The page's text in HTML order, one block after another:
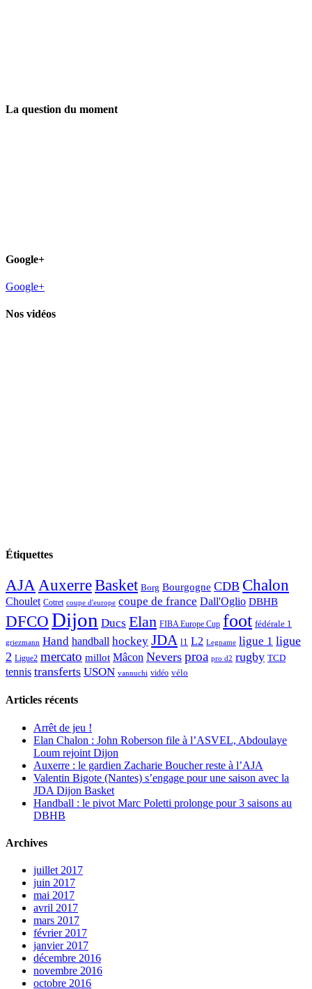
La question du moment
Google+
Google+
Nos vidéos
Étiquettes
AJA AuxerreBasket Borg Bourgogne CDB Chalon
Choulet Cotret coupe d'europe coupe de france Dall'Oglio DBHB
DFCODijon Ducs Elan FIBA Europe Cup foot fédérale 1
griezmann Hand handball hockey JDA l1 L2 Legname ligue 1 ligue
2 Ligue2 mercato millot Mâcon Nevers proa pro d2 rugby TCD
tennis transferts USON vannuchi vidéo vélo
Articles récents
Arrêt de jeu !
Elan Chalon : John Roberson file à l’ASVEL, Abdoulaye
Loum rejoint Dijon
Auxerre : le gardien Zacharie Boucher reste à l’AJA
Valentin Bigote (Nantes) s’engage pour une saison avec la
JDA Dijon Basket
Handball : le pivot Marc Poletti prolonge pour 3 saisons au
DBHB
Archives
juillet 2017
juin 2017
mai 2017
avril 2017
mars 2017
février 2017
janvier 2017
décembre 2016
novembre 2016
octobre 2016